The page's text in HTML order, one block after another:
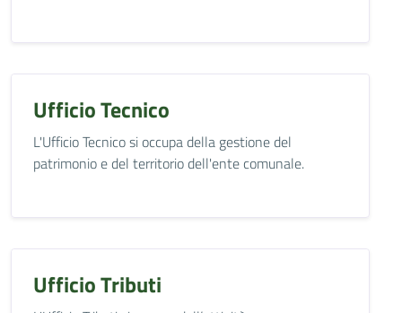
Ufficio Tecnico
L'Ufficio Tecnico si occupa della gestione del
patrimonio e del territorio dell'ente comunale.
Ufficio Tributi